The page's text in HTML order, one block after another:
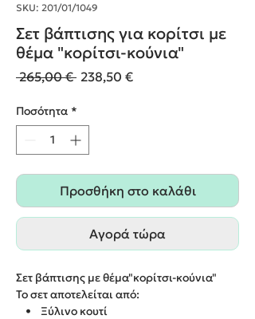
SKU: 201/01/1049
Σετ βάπτισης για κορίτσι με
θέμα "κορίτσι-κούνια"
265,00 € Κανονική
238,50 €Τιμή
Ποσότητα *
Προσθήκη στο καλάθι
Αγορά τώρα
Σετ βάπτισης με θέμα"κορίτσι-κούνια"
Το σετ αποτελείται από:
• Ξύλινο κουτί